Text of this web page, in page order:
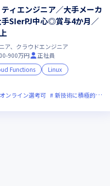
ティエンジニア／大手メーカ
SIerPJ中心◎賞与4か月／
ア、クラウドエンジニア
900万円
正社員
Functions
Linux
オンライン選考可 新技術に積極的